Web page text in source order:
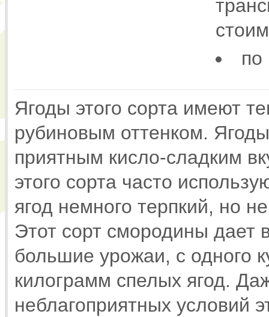
по
Ягоды этого сорта имеют
рубиновым оттенком.
приятным кисло-сладким
этого сорта часто
ягод немного терпкий, но
Этот сорт смородины дает
большие урожаи, с одного
килограмм спелых ягод.
неблагоприятных условий